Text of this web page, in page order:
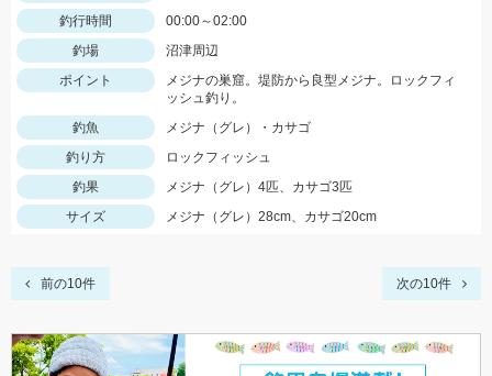
釣行時間
00:00～02:00
釣場
沼津周辺
ポイント
メジナの巣窟。堤防から良型メジナ。ロックフィ
ッシュ釣り。
釣魚
メジナ（グレ）・カサゴ
釣り方
ロックフィッシュ
釣果
メジナ（グレ）4匹、カサゴ3匹
サイズ
メジナ（グレ）28cm、カサゴ20cm
前の10件 次の10件